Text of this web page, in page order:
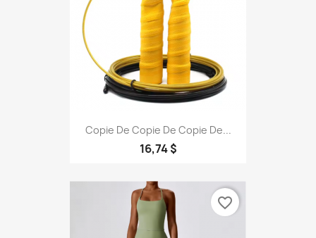
Copie De Copie De Copie De...
16,74 $
favorite_border